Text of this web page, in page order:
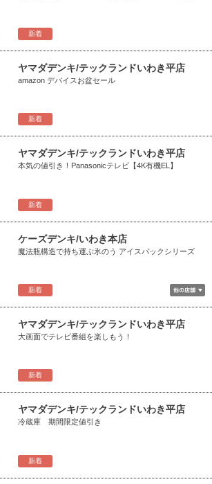
新着
新着
ヤマダデンキ/テックランドいわき平店
amazon デバイスお盆セール
新着
ヤマダデンキ/テックランドいわき平店
本気の値引き！Panasonicテレビ【4K有機EL】
新着
ケーズデンキ/いわき本店
魔法瓶構造で持ち運ぶ氷のう アイスパックシリーズ
新着
ヤマダデンキ/テックランドいわき平店
大画面でテレビ番組を楽しもう！
新着
ヤマダデンキ/テックランドいわき平店
冷蔵庫 期間限定値引き